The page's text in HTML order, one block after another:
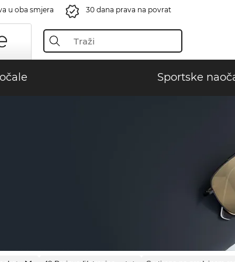
u oba smjera 30 dana prava na povrat
Sportske